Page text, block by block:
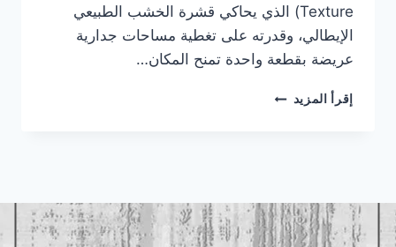
Texture) الذي يحاكي قشرة الخشب الطبيعي
الإيطالي، وقدرته على تغطية مساحات جدارية
عريضة بقطعة واحدة تمنح المكان…
إقرأ المزيد بديل
الشيبورد
جده
|